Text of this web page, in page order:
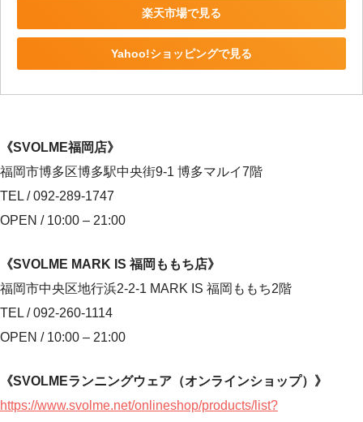
楽天市場で見る
Yahoo!ショッピングで見る
《SVOLME福岡店》
福岡市博多区博多駅中央街9-1 博多マルイ7階
TEL / 092-289-1747
OPEN / 10:00 – 21:00
《SVOLME MARK IS 福岡ももち店》
福岡市中央区地行浜2-2-1 MARK IS 福岡ももち2階
TEL / 092-260-1114
OPEN / 10:00 – 21:00
《SVOLMEランニングウェア（オンラインショップ）》
https://www.svolme.net/onlineshop/products/list?